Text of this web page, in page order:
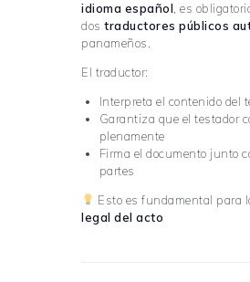
idioma español , es
dos traductores públicos
panameños.
El traductor:
Interpreta el contenido del
Garantiza que el testador
plenamente
Firma el documento junto
partes
Esto es fundamental para
legal del acto